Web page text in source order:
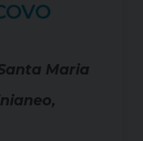
Maria